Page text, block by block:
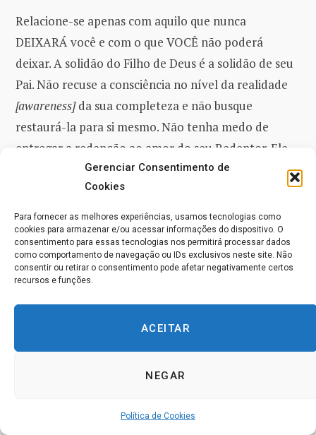
Gerenciar Consentimento de
Cookies
Para fornecer as melhores experiências, usamos tecnologias como
cookies para armazenar e/ou acessar informações do dispositivo. O
consentimento para essas tecnologias nos permitirá processar dados
como comportamento de navegação ou IDs exclusivos neste site. Não
consentir ou retirar o consentimento pode afetar negativamente certos
recursos e funções.
ACEITAR
NEGAR
Política de Cookies
Relacione-se apenas com aquilo que nunca
DEIXARÁ você e com o que VOCÊ não poderá
deixar. A solidão do Filho de Deus é a solidão de seu
Pai. Não recuse a consciência no nível da realidade
[awareness]da sua completeza e não busque
restaurá-la para si mesmo. Não tenha medo de
entregar a redenção ao amor do seu Redentor. Ele
NÃO falhará com você, pois Ele vem Daquele Que
que NÃO PODE falhar. Aceite o SEU sentimento de
fracasso como nada mais do que um engano a
respeito de QUEM VOCÊ É. Pois o santo anfitrião de
Deus está ALÉM do fracasso e NADA do que é a sua
vontade pode SER negado. Você está para sempre
Filiação a você, para garantir a sua criação perfeita.